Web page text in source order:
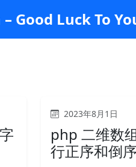
Good Luck To
2023年8月1日
php 二维数
行正序和倒